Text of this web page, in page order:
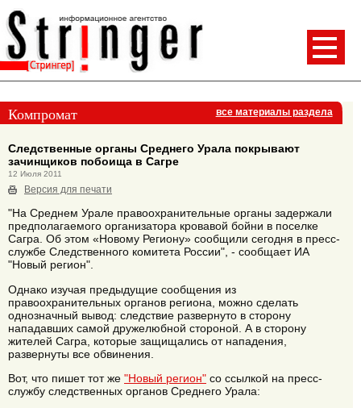
Компромат все материалы раздела
Следственные органы Среднего Урала покрывают
зачинщиков побоища в Сагре
12 Июля 2011
Версия для печати
"На Среднем Урале правоохранительные органы задержали
предполагаемого организатора кровавой бойни в поселке
Сагра. Об этом «Новому Региону» сообщили сегодня в пресс-
службе Следственного комитета России", - сообщает ИА
"Новый регион".
Однако изучая предыдущие сообщения из
правоохранительных органов региона, можно сделать
однозначный вывод: следствие развернуто в сторону
нападавших самой дружелюбной стороной. А в сторону
жителей Сагра, которые защищались от нападения,
развернуты все обвинения.
Вот, что пишет тот же "Новый регион" со ссылкой на пресс-
службу следственных органов Среднего Урала: